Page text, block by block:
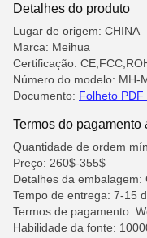
Detalhes do produto
Lugar de origem: CHINA
Marca: Meihua
Certificação:
Número do modelo: MH-
Documento: Folheto
Termos do pagamento
Quantidade de ordem
Preço: 260$-355$
Detalhes da embalagem:
Tempo de entrega: 7-15
Termos de pagamento:
Habilidade da fonte: